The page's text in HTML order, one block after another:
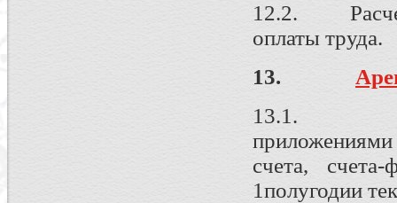
12.2. Расчет
оплаты труда.
13.
13.1.
приложениями
счета,
1полугодии